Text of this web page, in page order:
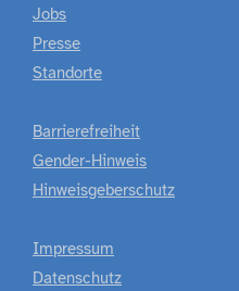
Jobs
Presse
Standorte
Barrierefreiheit
Gender-Hinweis
Hinweisgeberschutz
Impressum
Datenschutz